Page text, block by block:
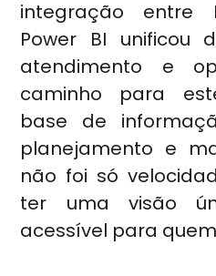
integração entre
Power BI unificou
atendimento e
caminho para
base de
planejamento e
não foi só
ter uma visão
acessível para